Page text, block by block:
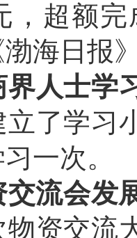
，超额
海日报
界人士学
了学习
一次。
交流会发
资交流